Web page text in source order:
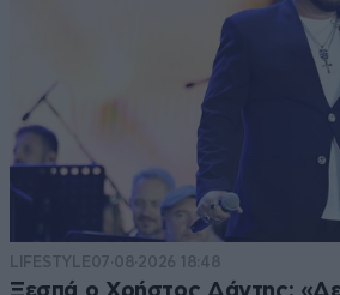
LIFESTYLE07·08·2026 18:48
Ξεσπά ο Χρήστος Δάντης: